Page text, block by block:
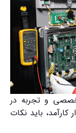
و تجربه در
باید نکات